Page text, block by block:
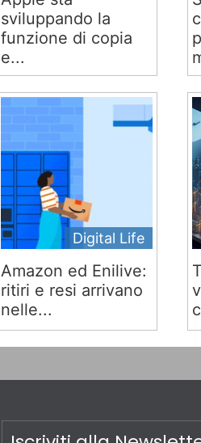
sviluppando la
funzione di copia
e...
Digital Life
Amazon ed Enilive:
ritiri e resi arrivano
nelle...